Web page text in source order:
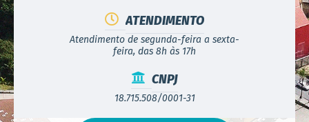
ATENDIMENTO
Atendimento de segunda-feira a sexta-
feira, das 8h às 17h
CNPJ
18.715.508/0001-31